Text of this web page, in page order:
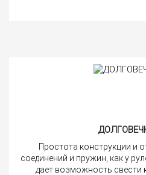
Простота конструкции и
соединений и пружин, как у
дает возможность свести